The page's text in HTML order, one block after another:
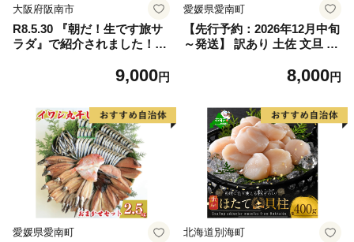
大阪府阪南市
R8.5.30 『朝だ！生です旅サ
ラダ』で紹介されました！朝
生ハム ×3パック（1パックあ
9,000円
愛媛県愛南町
【先行予約：2026年12月中旬
～発送】 訳あり 土佐 文旦 8k
ス) 8000円 わけあり ぶんたん
農家直送 期間限定 特産品 サ
イズミックス くらもとファー
ム 愛南町 愛媛県
8,000円
愛媛県愛南町 北海道別海町